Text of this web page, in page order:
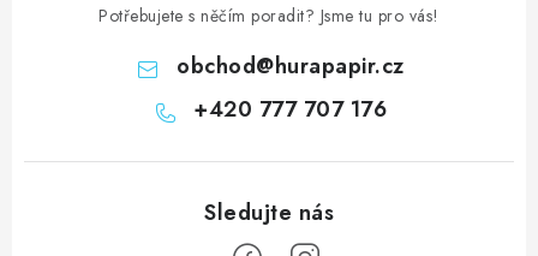
Potřebujete s něčím poradit? Jsme tu pro vás!
obchod@hurapapir.cz
+420 777 707 176